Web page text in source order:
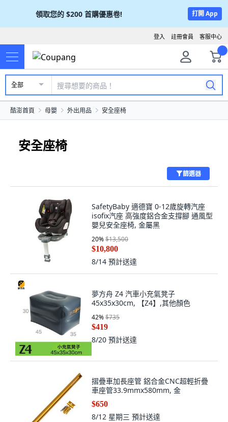
領取您的 $200 首購優惠卷! 打開 App
客服中心
註冊會員
登入
全部
酷澎首頁 母嬰 外出用品 安全座椅
安全座椅
篩選器
SafetyBaby 適德寶 0-12歲旋轉汽座
isofix汽座 高強度鋁合金支撐腳 通風型
嬰兒安全座椅, 金屬黑
20%$13,500
$10,800
8/14 預計送達
夢方舟 Z4 汽車小充氣凳子
45x35x30cm, 【Z4】,其他顏色
42%$735
$419
8/20 預計送達
摺疊車加長座管 鋁合金CNC超輕折疊
車座管33.9mmx580mm, 金
$650
8/12 星期三 預計送達